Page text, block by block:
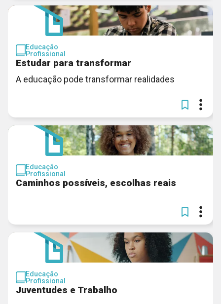
Educação
Profissional
Estudar para transformar
A educação pode transformar realidades
Educação
Profissional
Caminhos possíveis, escolhas reais
Educação
Profissional
Juventudes e Trabalho